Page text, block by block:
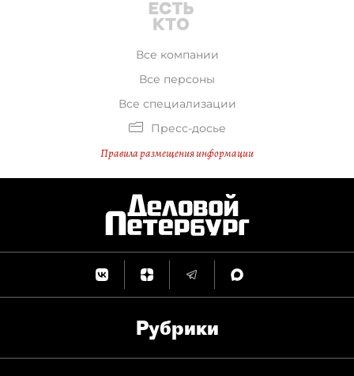
Все компании
Все персоны
Все специализации
Пресс-досье
Правила размещения информации
Рубрики